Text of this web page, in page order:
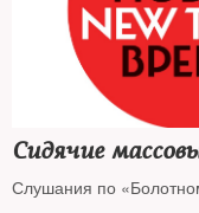
Сидячие
Слушания по